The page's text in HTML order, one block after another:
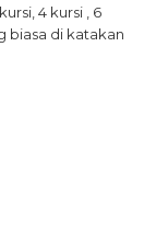
4 kursi , 6
biasa di katakan